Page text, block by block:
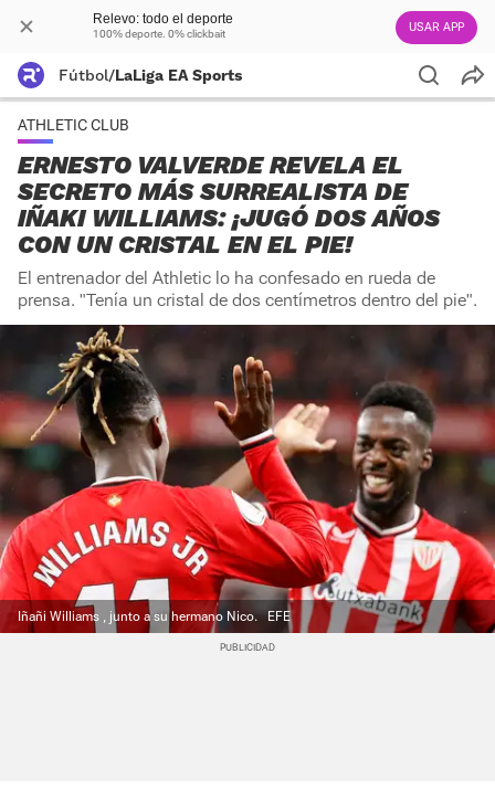
Relevo: todo el deporte
100% deporte. 0% clickbait USAR APP
Fútbol/LaLiga EA Sports
ATHLETIC CLUB
ERNESTO VALVERDE REVELA EL
SECRETO MÁS SURREALISTA DE
IÑAKI WILLIAMS: ¡JUGÓ DOS AÑOS
CON UN CRISTAL EN EL PIE!
El entrenador del Athletic lo ha confesado en rueda de
prensa. "Tenía un cristal de dos centímetros dentro del pie".
Iñañi Williams , junto a su hermano Nico. EFE